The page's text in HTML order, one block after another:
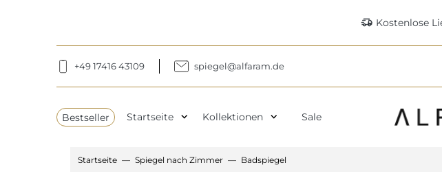
delivery_truck_speed Kostenlose
+49 17416 43109 spiegel@alfaram.de
Bestseller Startseite expand_more Kollektionen expand_more Sale
Startseite Spiegel nach Zimmer Badspiegel